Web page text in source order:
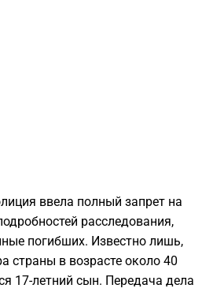
ввела полный запрет на
расследования,
погибших. Известно лишь,
страны в возрасте около 40
17-летний сын. Передача дела